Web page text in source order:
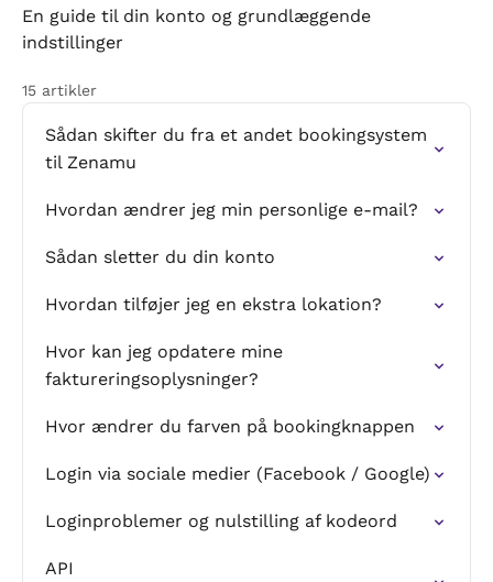
En guide til din konto og grundlæggende
indstillinger
15 artikler
Sådan skifter du fra et andet bookingsystem
til Zenamu
Hvordan ændrer jeg min personlige e-mail?
Sådan sletter du din konto
Hvordan tilføjer jeg en ekstra lokation?
Hvor kan jeg opdatere mine
faktureringsoplysninger?
Hvor ændrer du farven på bookingknappen
Login via sociale medier (Facebook / Google)
Loginproblemer og nulstilling af kodeord
API